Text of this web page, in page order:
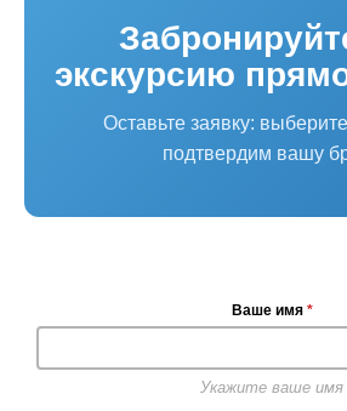
экскурсию
Оставьте заявку:
подтвердим вашу
Ваше имя *
Укажите ваше имя